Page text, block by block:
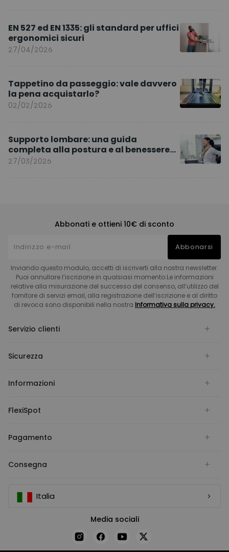
EN 527 ed EN 1335: gli standard per uffici
ergonomici sicuri
27/04/2026
Tappetino da passeggio: vale davvero
la pena acquistarlo?
02/02/2026
Supporto lombare: una guida
completa alla postura e al benessere
quotidiano
27/03/2026
Abbonati e ottieni 10€ di sconto
Abbonarsi
Inviando questo modulo, accetti di iscriverti alla nostra newsletter.
Puoi annullare l’iscrizione in qualsiasi momento.Le informazioni
relative alla misurazione del successo del consenso, all’utilizzo del
fornitore di servizi email, alla registrazione dell’iscrizione e al diritto
di revoca sono disponibili nella nostra Informativa sulla privacy.
Servizio clienti
Sicurezza
Informazioni
FlexiSpot
Pagamento
Consegna
Italia
Media sociali